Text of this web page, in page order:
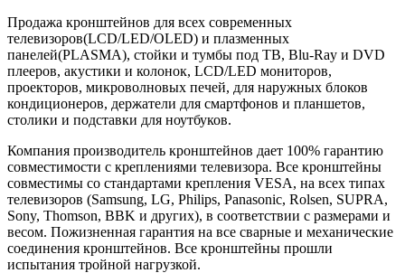
Продажа кронштейнов для всех современных
телевизоров(LCD/LED/OLED) и плазменных
панелей(PLASMA), стойки и тумбы под ТВ, Blu-Ray и DVD
плееров, акустики и колонок, LCD/LED мониторов,
проекторов, микроволновых печей, для наружных блоков
кондиционеров, держатели для смартфонов и планшетов,
столики и подставки для ноутбуков.
Компания производитель кронштейнов дает 100% гарантию
совместимости с креплениями телевизора. Все кронштейны
совместимы со стандартами крепления VESA, на всех типах
телевизоров (Samsung, LG, Philips, Panasonic, Rolsen, SUPRA,
Sony, Thomson, BBK и других), в соответствии с размерами и
весом. Пожизненная гарантия на все сварные и механические
соединения кронштейнов. Все кронштейны прошли
испытания тройной нагрузкой.